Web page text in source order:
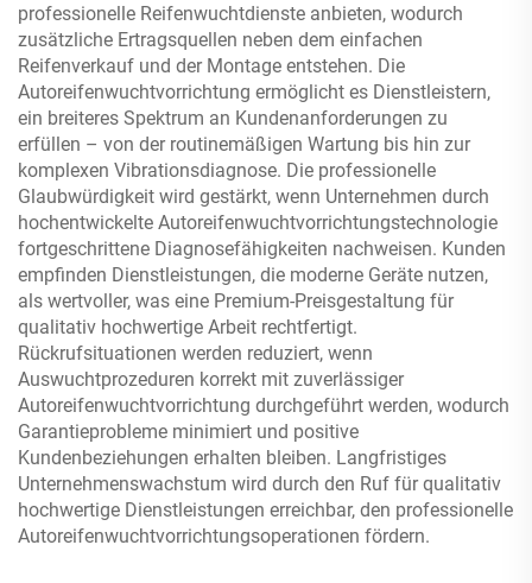
professionelle Reifenwuchtdienste anbieten, wodurch
zusätzliche Ertragsquellen neben dem einfachen
Reifenverkauf und der Montage entstehen. Die
Autoreifenwuchtvorrichtung ermöglicht es Dienstleistern,
ein breiteres Spektrum an Kundenanforderungen zu
erfüllen – von der routinemäßigen Wartung bis hin zur
komplexen Vibrationsdiagnose. Die professionelle
Glaubwürdigkeit wird gestärkt, wenn Unternehmen durch
hochentwickelte Autoreifenwuchtvorrichtungstechnologie
fortgeschrittene Diagnosefähigkeiten nachweisen. Kunden
empfinden Dienstleistungen, die moderne Geräte nutzen,
als wertvoller, was eine Premium-Preisgestaltung für
qualitativ hochwertige Arbeit rechtfertigt.
Rückrufsituationen werden reduziert, wenn
Auswuchtprozeduren korrekt mit zuverlässiger
Autoreifenwuchtvorrichtung durchgeführt werden, wodurch
Garantieprobleme minimiert und positive
Kundenbeziehungen erhalten bleiben. Langfristiges
Unternehmenswachstum wird durch den Ruf für qualitativ
hochwertige Dienstleistungen erreichbar, den professionelle
Autoreifenwuchtvorrichtungsoperationen fördern.